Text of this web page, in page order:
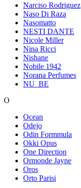
Narciso Rodriguez
Naso Di Raza
Nasomatto
NESTI DANTE
Nicole Miller
Nina Ricci
Nishane
Nobile 1942
Norana Perfumes
NU_BE
O
Ocean
Odejo
Odin Formmula
Okki Opus
One Direction
Ormonde Jayne
Oros
Orto Parisi